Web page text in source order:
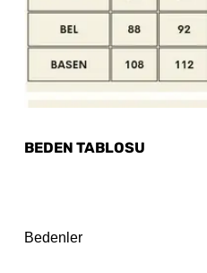
BEDEN TABLOSU
Bedenler